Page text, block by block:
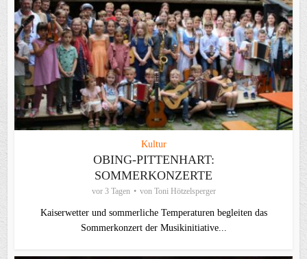
Kultur
OBING-PITTENHART:
SOMMERKONZERTE
vor 3 Tagen von Toni Hötzelsperger
Kaiserwetter und sommerliche Temperaturen begleiten das
Sommerkonzert der Musikinitiative...